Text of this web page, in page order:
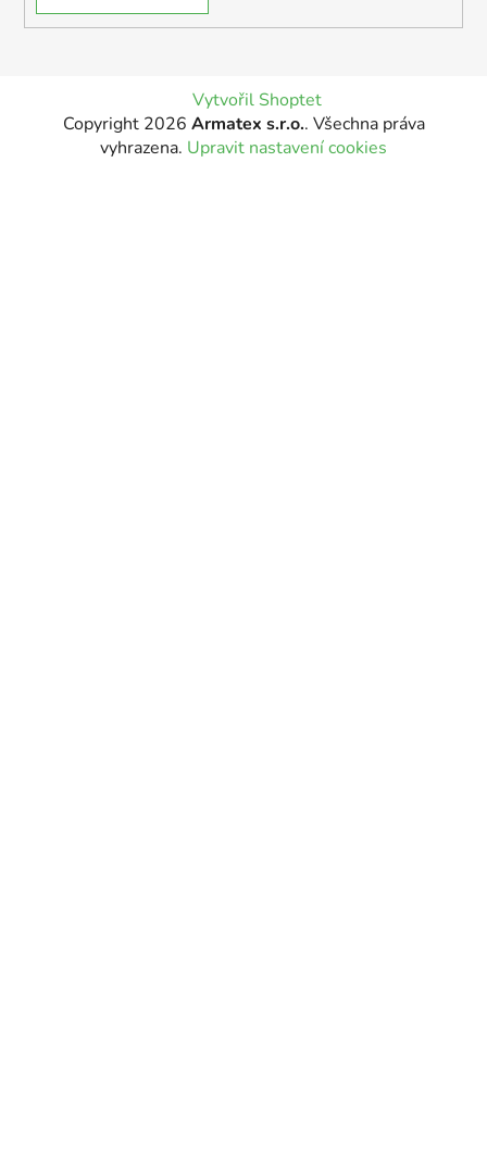
Vytvořil Shoptet
Copyright 2026 Armatex s.r.o.. Všechna práva
vyhrazena. Upravit nastavení cookies